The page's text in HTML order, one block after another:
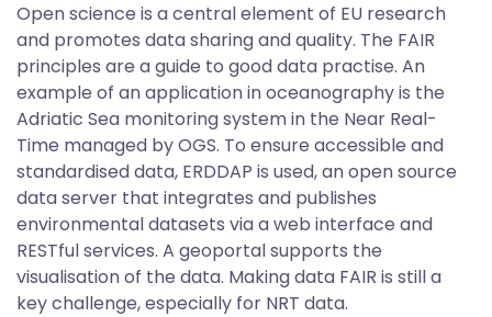
Open science is a central element of EU research
and promotes data sharing and quality. The FAIR
principles are a guide to good data practise. An
example of an application in oceanography is the
Adriatic Sea monitoring system in the Near Real-
Time managed by OGS. To ensure accessible and
standardised data, ERDDAP is used, an open source
data server that integrates and publishes
environmental datasets via a web interface and
RESTful services. A geoportal supports the
visualisation of the data. Making data FAIR is still a
key challenge, especially for NRT data.